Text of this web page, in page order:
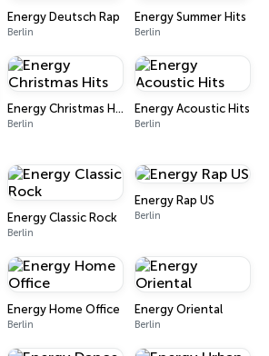
Energy Deutsch Rap
Berlin
Energy Summer Hits
Berlin
Energy Christmas Hits
Berlin
Energy Acoustic Hits
Berlin
Energy Classic Rock
Berlin
Energy Rap US
Berlin
Energy Home Office
Berlin
Energy Oriental
Berlin